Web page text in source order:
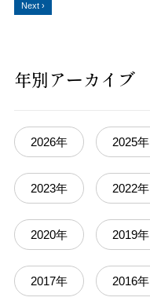
Next ›
年別アーカイブ
2026年 2025年
2023年 2022年
2020年 2019年
2017年 2016年